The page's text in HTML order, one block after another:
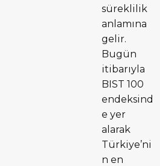
süreklilik
anlamına
gelir.
Bugün
itibarıyla
BIST 100
endeksind
e yer
alarak
Türkiye’ni
n en